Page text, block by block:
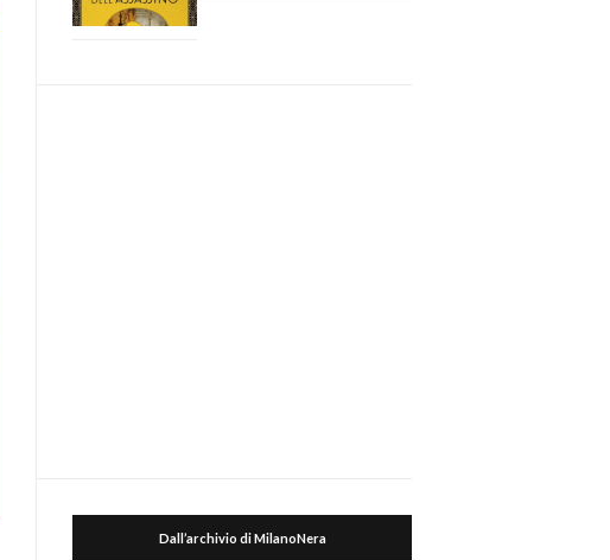
Dall’archivio di MilanoNera